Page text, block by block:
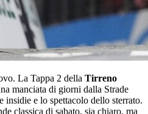
La Tappa 2 della Tirreno
manciata di giorni dalla Strade
insidie e lo spettacolo dello sterrato.
classica di sabato, sia chiaro, ma